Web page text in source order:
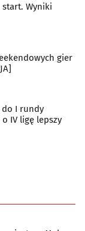
Wyniki
gier
do I rundy
IV ligę lepszy